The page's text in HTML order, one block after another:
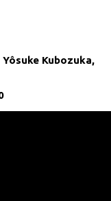
Kubozuka,